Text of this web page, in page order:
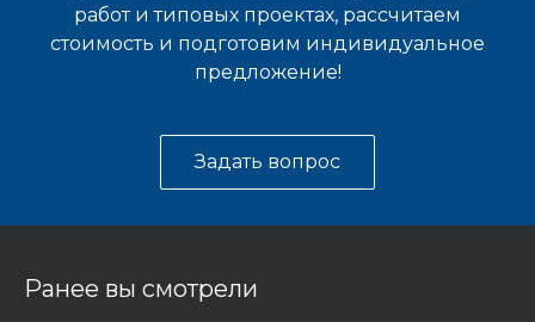
работ и типовых проектах, рассчитаем
стоимость и подготовим индивидуальное
предложение!
Задать вопрос
Ранее вы смотрели